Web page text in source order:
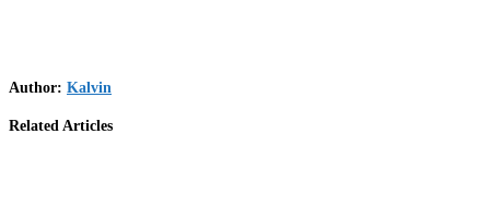
Author: Kalvin
Related Articles